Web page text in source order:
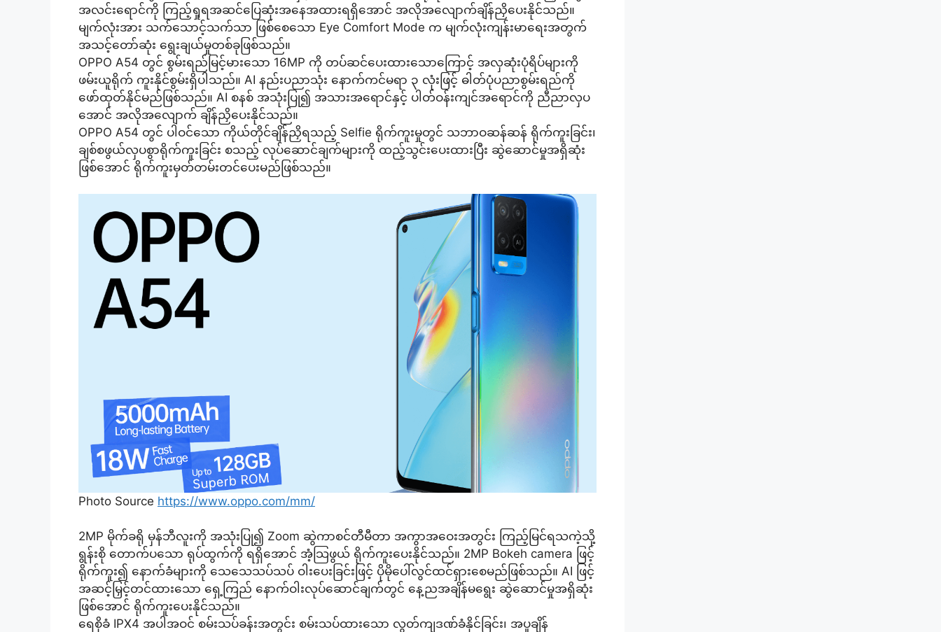
အလင်းရောင်ကို ကြည့်ရှုရအဆင်ပြေဆုံးအနေအထားရရှိအောင် အလိုအလျောက်ချိန်ညှိပေးနိုင်သည်။
မျက်လုံးအား သက်သောင့်သက်သာ ဖြစ်စေသော Eye Comfort Mode က မျက်လုံးကျန်းမာရေးအတွက်
အသင့်တော်ဆုံး ရွေးချယ်မှုတစ်ခုဖြစ်သည်။
OPPO A54 တွင် စွမ်းရည်မြင့်မား‌သော 16MP ကို တပ်ဆင်ပေးထားသောကြောင့် အလှဆုံးပုံရိပ်များကို
ဖမ်းယူရိုက် ကူးနိုင်စွမ်းရှိပါသည်။ AI နည်းပညာသုံး နောက်ကင်မရာ ၃ လုံးဖြင့် ဓါတ်ပုံပညာစွမ်းရည်ကို
ဖော်ထုတ်နိုင်မည်ဖြစ်သည်။ AI စနစ် အသုံးပြု၍ အသားအရောင်နှင့် ပါတ်ဝန်းကျင်အရောင်ကို ညီညာလှပ
အောင် အလိုအလျောက် ချိန်ညှိပေးနိုင်သည်။
OPPO A54 တွင် ပါဝင်သော ကိုယ်တိုင်ချိန်ညှိရသည့် Selfie ရိုက်ကူးမှုတွင် သဘာဝဆန်ဆန် ရိုက်ကူးခြင်း၊
ချစ်စဖွယ်လှပစွာရိုက်ကူးခြင်း စသည့် လုပ်ဆောင်ချက်များကို ထည့်သွင်းပေးထားပြီး ဆွဲဆောင်မှုအရှိဆုံး
ဖြစ်အောင် ရိုက်ကူးမှတ်တမ်းတင်ပေးမည်ဖြစ်သည်။
Photo Source https://www.oppo.com/mm/
2MP မိုက်ခရို မှန်ဘီလူးကို အသုံးပြု၍ Zoom ဆွဲကာစင်တီမီတာ အကွာအဝေးအတွင်း ကြည့်မြင်ရသကဲ့သို့
ရွန်းစို တောက်ပသော ရုပ်ထွက်ကို ရရှိအောင် အံ့သြဖွယ် ရိုက်ကူးပေးနိုင်သည်။ 2MP Bokeh camera ဖြင့်
ရိုက်ကူး၍ နောက်ခံများကို သေသေသပ်သပ် ဝါးပေးခြင်းဖြင့် ပိုမိုပေါ်လွင်ထင်ရှားစေမည်ဖြစ်သည်။ AI ဖြင့်
အဆင့်မြှင့်တင်ထားသော ရှေ့ကြည် နောက်ဝါးလုပ်ဆောင်ချက်တွင် နေ့ညအချိန်မရွေး ဆွဲဆောင်မှုအရှိဆုံး
ဖြစ်အောင် ရိုက်ကူးပေးနိုင်သည်။
ရေစိုခံ IPX4 အပါအဝင် စမ်းသပ်ခန်းအတွင်း စမ်းသပ်ထားသော လွတ်ကျဒဏ်ခံနိုင်ခြင်း၊ အပူချိန်